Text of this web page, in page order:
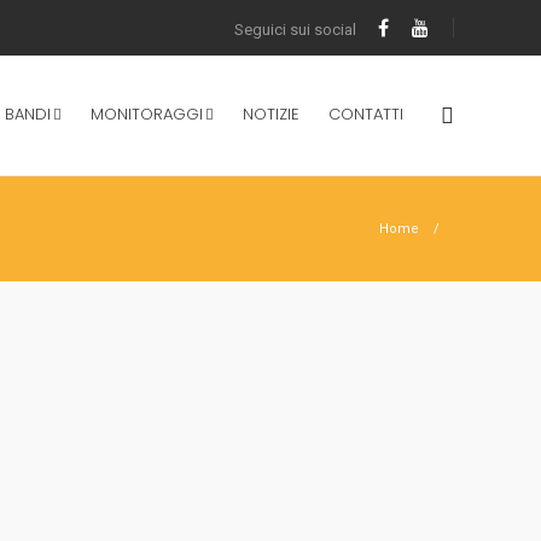
BANDI MONITORAGGI NOTIZIE CONTATTI
Home